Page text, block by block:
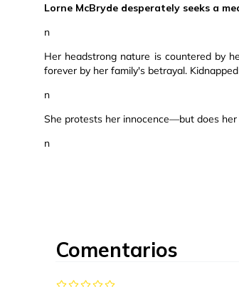
Lorne McBryde desperately seeks a
n
Her headstrong nature is countered by
forever by her family's betrayal.
n
She protests her innocence—but does
n
Comentarios